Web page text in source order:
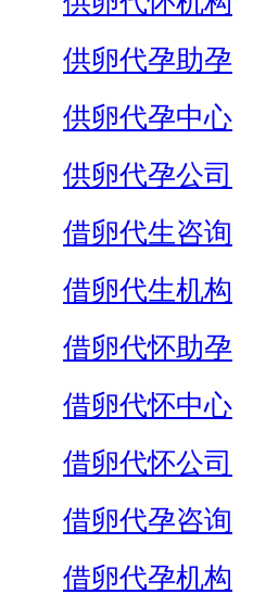
供卵代孕助孕
供卵代孕中心
供卵代孕公司
借卵代生咨询
借卵代生机构
借卵代怀助孕
借卵代怀中心
借卵代怀公司
借卵代孕咨询
借卵代孕机构